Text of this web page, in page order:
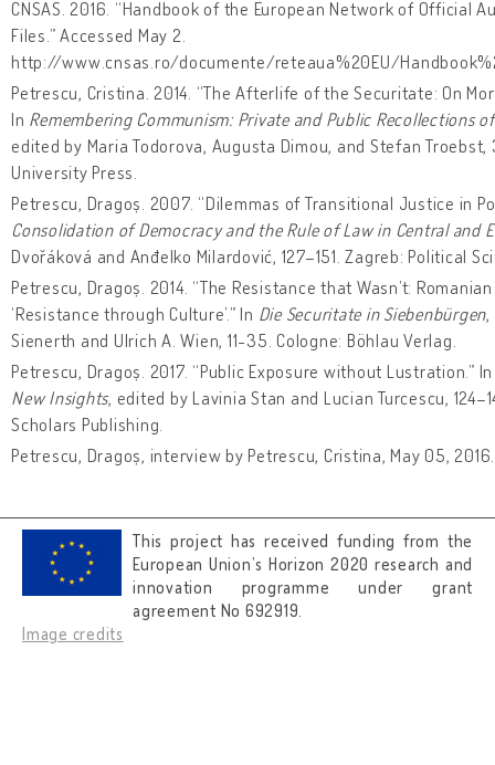
CNSAS. 2016. “Handbook of the European Network of Official
Files.” Accessed May 2.
http://www.cnsas.ro/documente/reteaua%20EU/
Petrescu, Cristina. 2014. “The Afterlife of the Securitate: On
In Remembering Communism: Private and Public Recollections
edited by Maria Todorova, Augusta Dimou, and Stefan
University Press.
Petrescu, Dragoș. 2007. “Dilemmas of Transitional Justice in
Consolidation of Democracy and the Rule of Law in Central and
Dvořáková and Anđelko Milardović, 127–151. Zagreb: Political
Petrescu, Dragoș. 2014. “The Resistance that Wasn’t:
‘Resistance through Culture’.” In Die Securitate in Siebenbürgen
Sienerth and Ulrich A. Wien, 11-35. Cologne: Böhlau Verlag.
Petrescu, Dragoș. 2017. “Public Exposure without Lustration.”
New Insights, edited by Lavinia Stan and Lucian Turcescu,
Scholars Publishing.
Petrescu, Dragoș, interview by Petrescu, Cristina, May 05,
This project has received funding from the
European Union’s Horizon 2020 research and
innovation programme under grant
agreement No 692919.
Image credits